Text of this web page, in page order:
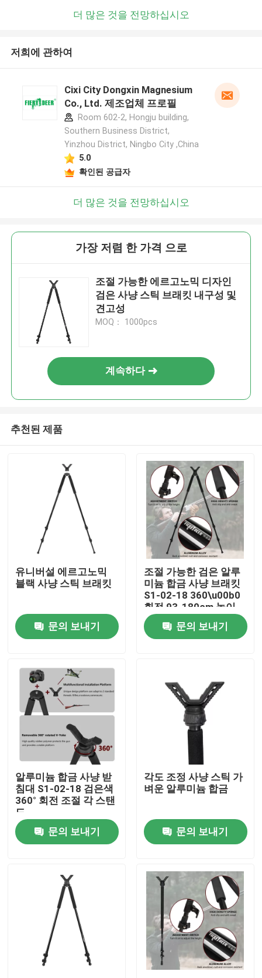
홈
제품 소개
동영상
VR 쇼
회사 소개
공장 투어
견적 요청
더 많은 것을 전망하십시오
저희에 관하여
Cixi City Dongxin Magnesium
Co., Ltd. 제조업체 프로필
Room 602-2, Hongju building,
Southern Business District,
Yinzhou District, Ningbo City ,China
5.0
확인된 공급자
더 많은 것을 전망하십시오
가장 저렴 한 가격 으로
조절 가능한 에르고노믹 디자인
검은 사냥 스틱 브래킷 내구성 및
견고성
MOQ： 1000pcs
계속하다
추천된 제품
유니버설 에르고노믹
블랙 사냥 스틱 브래킷
문의 보내기
조절 가능한 검은 알루
미늄 합금 사냥 브래킷
S1-02-18 360\u00b0
회전 93-180cm 높이
문의 보내기
알루미늄 합금 사냥 받
침대 S1-02-18 검은색
360° 회전 조절 각 스탠
드
문의 보내기
각도 조정 사냥 스틱 가
벼운 알루미늄 합금
문의 보내기